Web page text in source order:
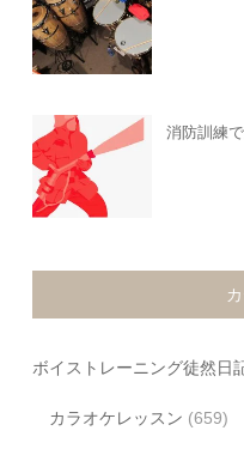
消防訓練
ボイストレーニング徒然日
カラオケレッスン (659)